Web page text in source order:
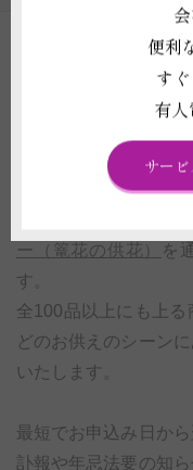
供花アレンジメン
るビジネスフラワ
供花の通信販売店で
お取引様や会社から
ー（篭花の供花）
を
す。
全100品以上にも上
どのお供えのシーン
いたします。
最短でお申込み日か
訃報や年忌法要の知
便利
す
有
サー